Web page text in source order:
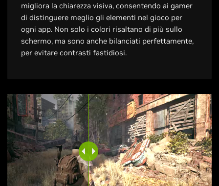
migliora la chiarezza visiva, consentendo ai gamer
di distinguere meglio gli elementi nel gioco per
ogni app. Non solo i colori risaltano di più sullo
schermo, ma sono anche bilanciati perfettamente,
per evitare contrasti fastidiosi.